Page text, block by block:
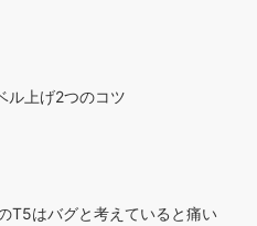
ル上げ2つのコツ
T5はバグと考えていると痛い